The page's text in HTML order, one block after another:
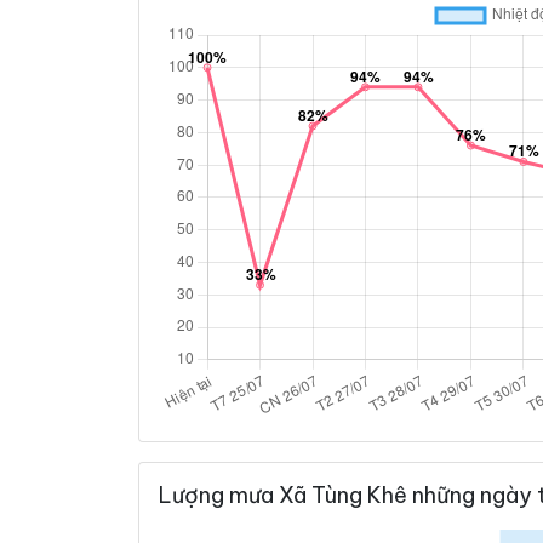
Lượng mưa Xã Tùng Khê những ngày